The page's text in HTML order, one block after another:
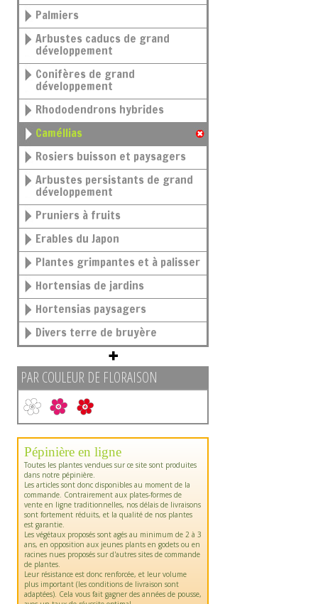
Palmiers
Arbustes caducs de grand
développement
Conifères de grand
développement
Rhododendrons hybrides
Caméllias
Rosiers buisson et paysagers
Arbustes persistants de grand
développement
Pruniers à fruits
Erables du Japon
Plantes grimpantes et à palisser
Hortensias de jardins
Hortensias paysagers
Divers terre de bruyère
PAR COULEUR DE FLORAISON
Pépinière en ligne
Toutes les plantes vendues sur ce site sont produites
dans notre pépinière.
Les articles sont donc disponibles au moment de la
commande. Contrairement aux plates-formes de
vente en ligne traditionnelles, nos délais de livraisons
sont fortement réduits, et la qualité de nos plantes
est garantie.
Les végétaux proposés sont agés au minimum de 2 à 3
ans, en opposition aux jeunes plants en godets ou en
racines nues proposés sur d'autres sites de commande
de plantes.
Leur résistance est donc renforcée, et leur volume
plus important (les conditions de livraison sont
adaptées). Cela vous fait gagner des années de pousse,